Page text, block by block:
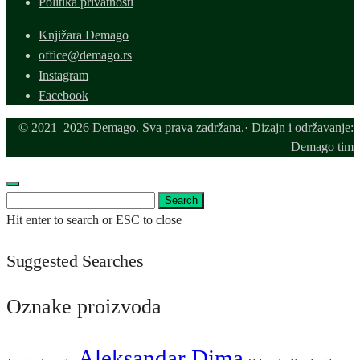
Knjižara Demago
office@demago.rs
Instagram
Facebook
© 2021–2026 Demago. Sva prava zadržana.· Dizajn i održavanje:
Demago tim
for:
Search
Hit enter to search or ESC to close
Suggested Searches
Oznake proizvoda